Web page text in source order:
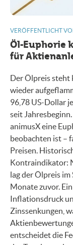
VERÖFFENTLICHT
Öl-Euphorie
für
Der Ölpreis steht
wieder
96,78 US-Dollar
seit
animusX eine
beobachten ist –
Preisen.
Kontraindikator:
lag der Ölpreis
Monate zuvor.
Inflationsdruck
Zinssenkungen,
entscheidet die